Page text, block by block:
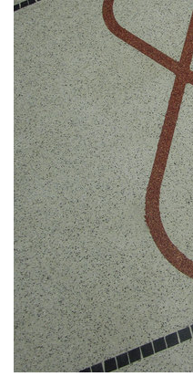
statek dobřichovice